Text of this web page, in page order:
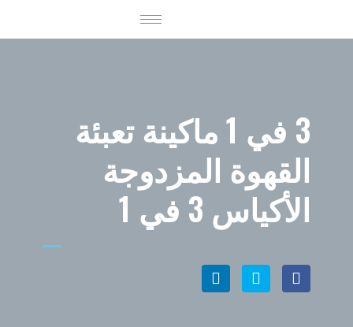
3 في 1 ماكينة تعبئة
القهوة المزدوجة
الأكياس 3 في 1